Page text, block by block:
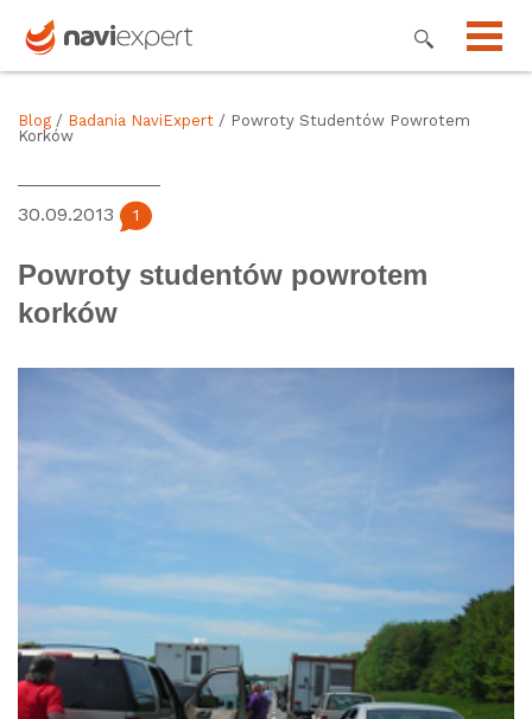
Blog / Badania NaviExpert / Powroty Studentów Powrotem
Korków
30.09.2013 1
Powroty studentów powrotem
korków